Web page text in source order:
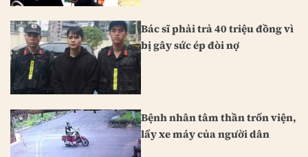
Bác sĩ phải trả 40 triệu đồng vì
bị gây sức ép đòi nợ
Bệnh nhân tâm thần trốn viện,
lấy xe máy của người dân